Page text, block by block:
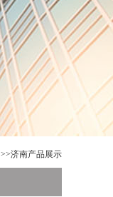
>>济南产品展示